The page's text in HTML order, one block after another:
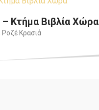
τρέχουσα
τιμή
Κτήμα Βιβλία Χώρα
Ροζέ Κρασιά